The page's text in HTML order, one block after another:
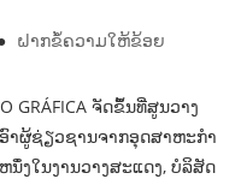
ຝາກຂໍ້ຄວາມໃຫ້ຂ້ອຍ
GRÁFICA ຈັດຂຶ້ນທີ່ສູນວາງ
ອົາຜູ້ຊ່ຽວຊານຈາກອຸດສາຫະກໍາ
ນຶ່ງໃນງານວາງສະແດງ, ບໍລິສັດ